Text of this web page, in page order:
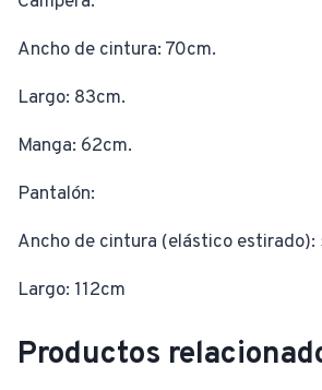
Ancho de cintura: 70cm.
Largo: 83cm.
Manga: 62cm.
Pantalón:
Ancho de cintura (elástico estirado):
Largo: 112cm
Productos